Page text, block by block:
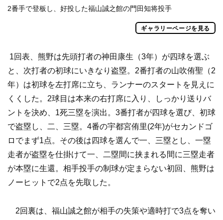
2番手で登板し、好投した福山誠之館の門田知将投手
ギャラリーページを見る
1回表、熊野は先頭打者の神田康生（3年）が四球を選ぶ
と、次打者の初球にいきなり盗塁。2番打者の山吹侑聖（2
年）は初球を左打席に立ち、ランナーのスタートを見えに
くくした。2球目は本来の右打席に入り、しっかり送りバ
ントを決め、1死三塁を演出。3番打者が四球を選び、初球
で盗塁し、二、三塁。4番の宇都宮侑里(2年)がセカンドゴ
ロでまず1点。その後は四球を選んで一、三塁とし、一塁
走者が盗塁を仕掛けて一、二塁間に挟まれる間に三塁走者
が本塁に生還。相手投手の制球が定まらない初回、熊野は
ノーヒットで2点を先取した。
2回裏は、福山誠之館が相手の失策や適時打で3点を奪い